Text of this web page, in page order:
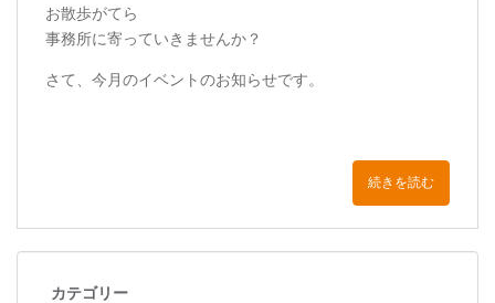
お散歩がてら
事務所に寄っていきませんか？
さて、今月のイベントのお知らせです。
続きを読む
カテゴリー